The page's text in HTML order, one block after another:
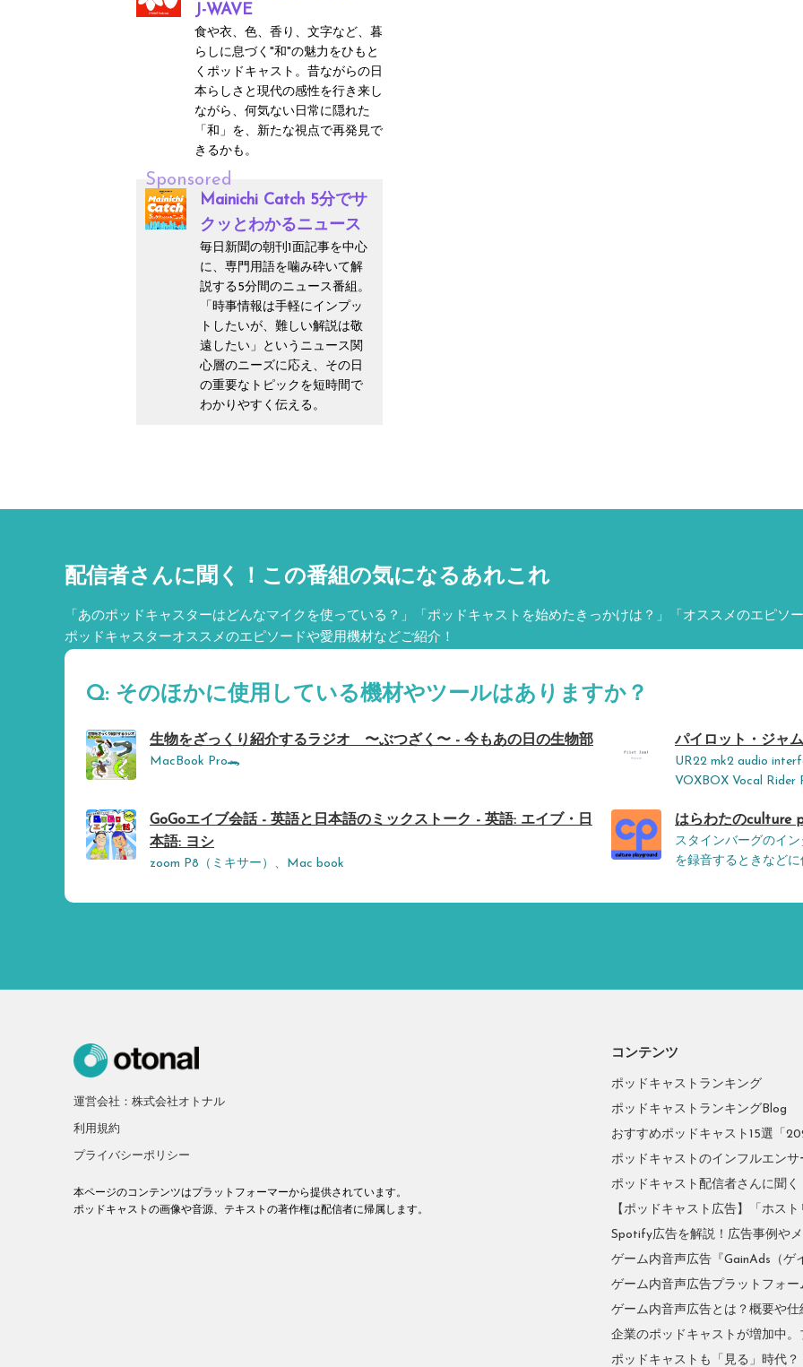
J-WAVE
食や衣、色、香り、文字など、暮
らしに息づく"和"の魅力をひもと
くポッドキャスト。昔ながらの日
本らしさと現代の感性を行き来し
ながら、何気ない日常に隠れた
「和」を、新たな視点で再発見で
きるかも。
Sponsored
Mainichi Catch 5分でサ
クッとわかるニュース
毎日新聞の朝刊1面記事を中心
に、専門用語を噛み砕いて解
説する5分間のニュース番組。
「時事情報は手軽にインプッ
トしたいが、難しい解説は敬
遠したい」というニュース関
心層のニーズに応え、その日
の重要なトピックを短時間で
わかりやすく伝える。
配信者さんに聞く！ この番組の気になるあれこれ
「あのポッドキャスターはどんなマイクを使っている？」「ポッドキャストを始めたきっかけは？」「オススメのエピソ
ポッドキャスターオススメのエピソードや愛用機材などご紹介！
Q: そのほかに使用している機材やツールはありますか？
生物をざっくり紹介するラジオ 〜ぶつざく〜 - 今もあの日の生物部
MacBook Pro🐊
パイロット・ジャ
UR22 mk2 audio
VOXBOX Vocal Rider
GoGoエイブ会話 - 英語と日本語のミックストーク - 英語: エイブ・日
本語: ヨシ
zoom P8（ミキサー）、Mac book
はらわたのculture
スタインバーグのイ
を録音するときなど
運営会社：株式会社オトナル
利用規約
プライバシーポリシー
本ページのコンテンツはプラットフォーマーから提供されています。
ポッドキャストの画像や音源、テキストの著作権は配信者に帰属します。
コンテンツ
ポッドキャストランキング
ポッドキャストランキングBlog
おすすめポッドキャスト15選「
ポッドキャストのインフルエン
ポッドキャスト配信者さんに聞
【ポッドキャスト広告】「ホス
Spotify広告を解説！広告事例や
ゲーム内音声広告『GainAds（ゲ
ゲーム内音声広告プラットフォ
ゲーム内音声広告とは？概要や
企業のポッドキャストが増加中
ポッドキャストも「見る」時代